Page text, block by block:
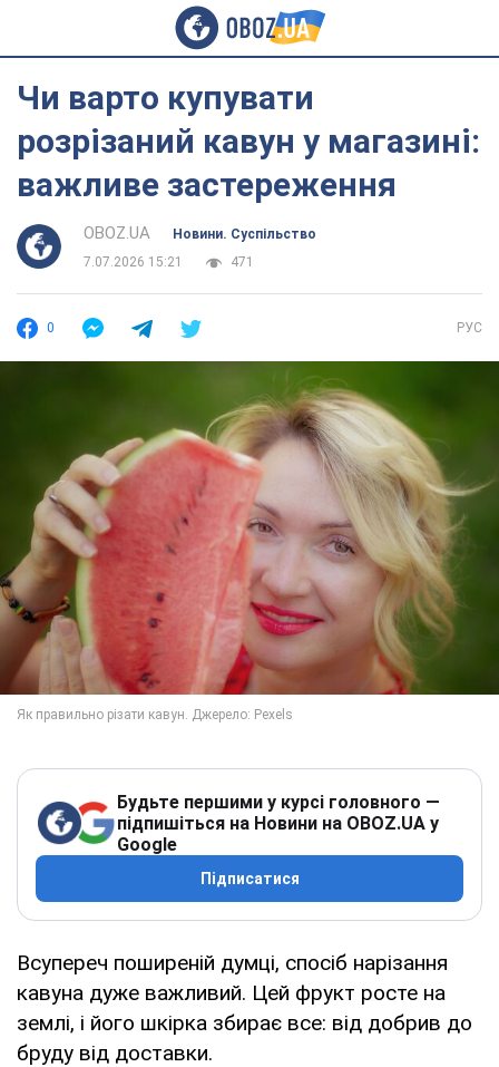
Чи варто купувати
розрізаний кавун у магазині:
важливе застереження
OBOZ.UA
Новини. Суспільство
7.07.2026 15:21
471
0 РУС
Будьте першими у курсі головного —
підпишіться на Новини на OBOZ.UA у
Google
Підписатися
Всупереч поширеній думці, спосіб нарізання
кавуна дуже важливий. Цей фрукт росте на
землі, і його шкірка збирає все: від добрив до
бруду від доставки.